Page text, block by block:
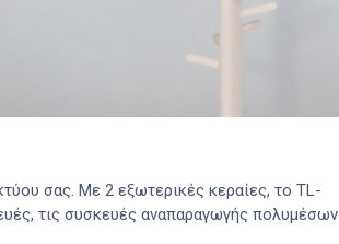
σας. Με 2 εξωτερικές κεραίες, το TL-
τις συσκευές αναπαραγωγής πολυμέσων